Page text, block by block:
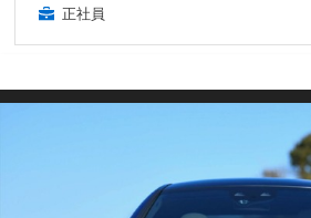
正社員